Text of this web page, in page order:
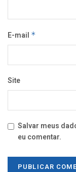
E-mail *
Site
Salvar meus
eu comentar.